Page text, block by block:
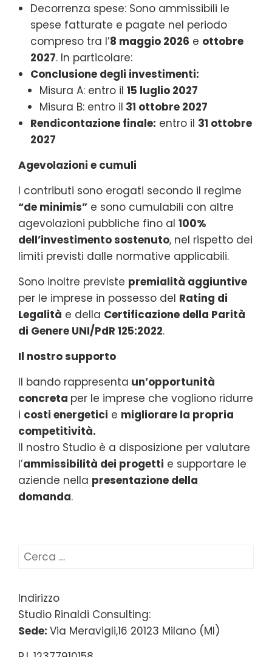
Decorrenza spese: Sono ammissibili le
spese fatturate e pagate nel periodo
compreso tra l’8 maggio 2026 e ottobre
2027. In particolare:
Conclusione degli investimenti:
Misura A: entro il 15 luglio 2027
Misura B: entro il 31 ottobre 2027
Rendicontazione finale: entro il 31 ottobre
2027
Agevolazioni e cumuli
I contributi sono erogati secondo il regime
“de minimis” e sono cumulabili con altre
agevolazioni pubbliche fino al 100%
dell’investimento sostenuto, nel rispetto dei
limiti previsti dalle normative applicabili.
Sono inoltre previste premialità aggiuntive
per le imprese in possesso del Rating di
Legalità e della Certificazione della Parità
di Genere UNI/PdR 125:2022.
Il nostro supporto
Il bando rappresenta un’opportunità
concreta per le imprese che vogliono ridurre
i costi energetici e migliorare la propria
competitività.
Il nostro Studio è a disposizione per valutare
l’ammissibilità dei progetti e supportare le
aziende nella presentazione della
domanda.
Ricerca
Indirizzo
Studio Rinaldi Consulting:
Sede: Via Meravigli,16 20123 Milano (MI)